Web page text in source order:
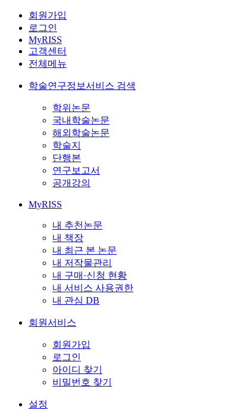
회원가입
로그인
MyRISS
고객센터
전체메뉴
학술연구정보서비스 검색
학위논문
국내학술논문
해외학술논문
학술지
단행본
연구보고서
공개강의
MyRISS
내 추천논문
내 책장
내 최근 본 논문
내 저작물관리
내 구매·신청 현황
내 서비스 사용권한
내 관심 DB
회원서비스
회원가입
로그인
아이디 찾기
비밀번호 찾기
설정